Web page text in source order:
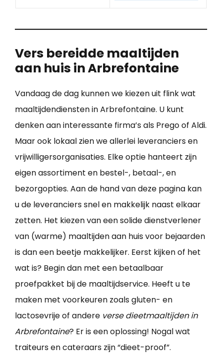
Vers bereidde maaltijden
aan huis in Arbrefontaine
Vandaag de dag kunnen we kiezen uit flink wat
maaltijdendiensten in Arbrefontaine. U kunt
denken aan interessante firma’s als Prego of Aldi.
Maar ook lokaal zien we allerlei leveranciers en
vrijwilligersorganisaties. Elke optie hanteert zijn
eigen assortiment en bestel-, betaal-, en
bezorgopties. Aan de hand van deze pagina kan
u de leveranciers snel en makkelijk naast elkaar
zetten. Het kiezen van een solide dienstverlener
van (warme) maaltijden aan huis voor bejaarden
is dan een beetje makkelijker. Eerst kijken of het
wat is? Begin dan met een betaalbaar
proefpakket bij de maaltijdservice. Heeft u te
maken met voorkeuren zoals gluten- en
lactosevrije of andere verse dieetmaaltijden in
Arbrefontaine? Er is een oplossing! Nogal wat
traiteurs en cateraars zijn “dieet-proof”.